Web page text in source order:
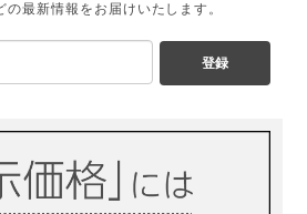
最新情報をお届けいたします。
登録